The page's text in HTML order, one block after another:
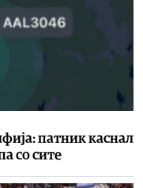
патник каснал
со сите